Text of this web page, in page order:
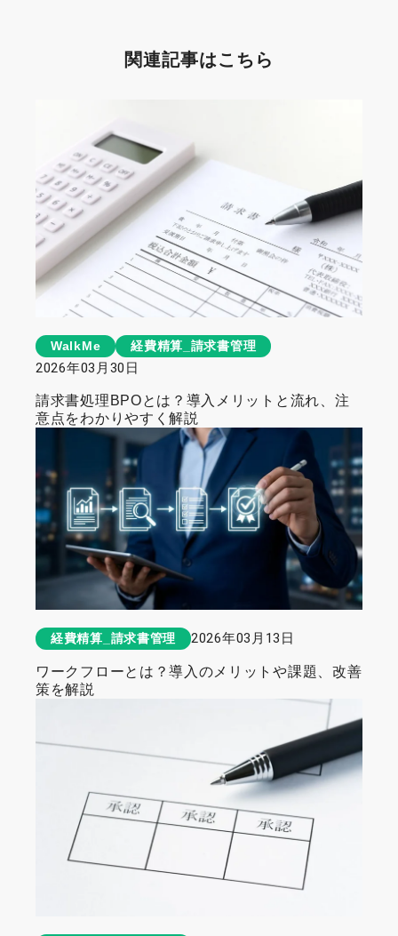
関連記事はこちら
WalkMe 経費精算_請求書管理
2026年03月30日
請求書処理BPOとは？導入メリットと流れ、注
意点をわかりやすく解説
経費精算_請求書管理 2026年03月13日
ワークフローとは？導入のメリットや課題、改善
策を解説